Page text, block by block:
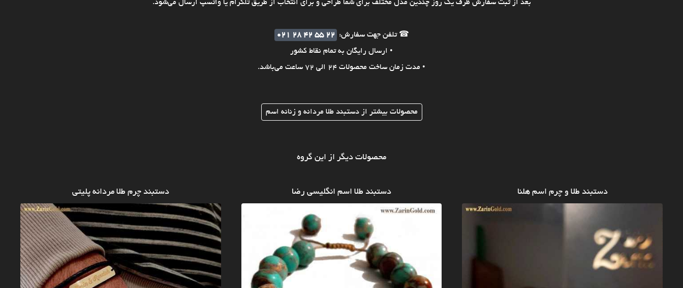
بعد از ثبت سفارش ظرف یک روز چندین مدل مختلف برای شما طراحی و برای انتخاب از طریق تلگرام یا واتسپ ارسال می‌شود.
☎ تلفن جهت سفارش:
021 28 42 55 22
• ارسال رایگان به تمام نقاط کشور
• مدت زمان ساخت محصولات 24 الی 72 ساعت می‌باشد.
محصولات بیشتر از دستبند طلا مردانه و زنانه اسم
محصولات دیگر از این گروه
دستبند طلا و چرم اسم هلنا دستبند طلا اسم انگلیسی رضا دستبند چرم طلا مردانه پلیتی